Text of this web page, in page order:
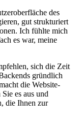
des
gut strukturiert
Ich fühlte mich
es war, meine
sich die Zeit
gründlich
die Website-
es aus und
die Ihnen zur